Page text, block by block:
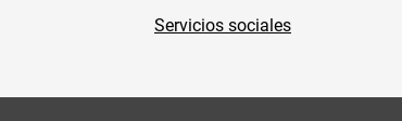
Servicios sociales